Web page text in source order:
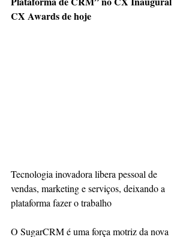
CX Awards de hoje
Tecnologia inovadora libera pessoal de
vendas, marketing e serviços, deixando a
plataforma fazer o trabalho
O SugarCRM é uma força motriz da nova